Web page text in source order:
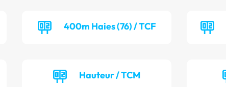
400m Haies (76) / TCF
Hauteur / TCM